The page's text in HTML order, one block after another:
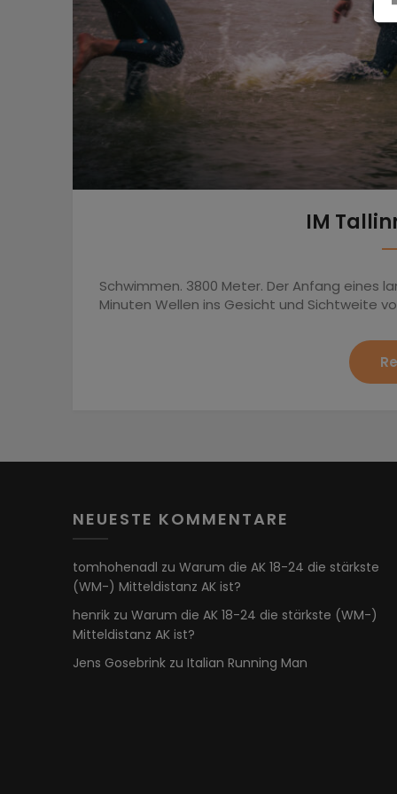
IM
Schwimmen. 3800 Meter. Der Anfang eines
Minuten Wellen ins Gesicht und Sichtweite
NEUESTE KOMMENTARE
tomhohenadl zu Warum die AK 18-24 die stärkste
(WM-) Mitteldistanz AK ist?
henrik zu Warum die AK 18-24 die stärkste (WM-)
Mitteldistanz AK ist?
Jens Gosebrink zu Italian Running Man